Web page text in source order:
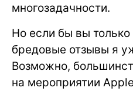
многозадачности.
Но если бы вы только
бредовые отзывы я
Возможно,
на мероприятии